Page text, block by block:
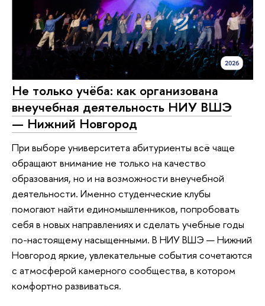
Не только учёба: как организована
внеучебная деятельность НИУ ВШЭ
— Нижний Новгород
При выборе университета абитуриенты всё чаще
обращают внимание не только на качество
образования, но и на возможности внеучебной
деятельности. Именно студенческие клубы
помогают найти единомышленников, попробовать
себя в новых направлениях и сделать учебные годы
по-настоящему насыщенными. В НИУ ВШЭ — Нижний
Новгород яркие, увлекательные события сочетаются
с атмосферой камерного сообщества, в котором
комфортно развиваться.